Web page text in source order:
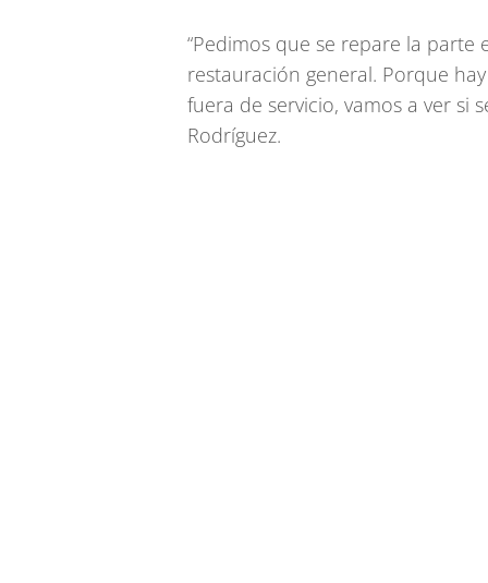
“Pedimos que se repare la
restauración general. Porque
fuera de servicio, vamos a ver si
Rodríguez.